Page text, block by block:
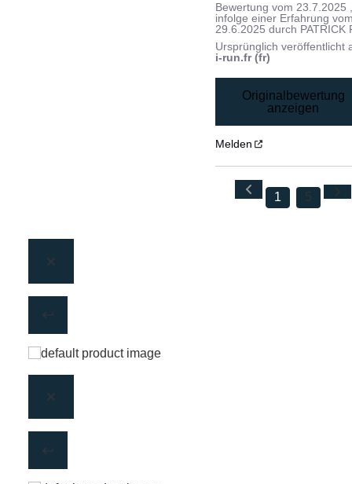
Bewertung vom23.7.2025
infolge einer Erfahrung
29.6.2025 durch PATRICK
Ursprünglich veröffentlicht
i-run.fr (fr)
Originalbewertung
anzeigen
Melden
1 5